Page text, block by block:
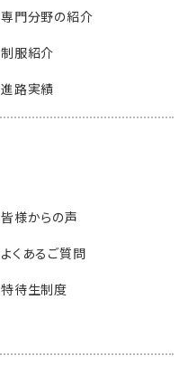
専門分野の紹介
制服紹介
進路実績
皆様からの声
よくあるご質問
特待生制度